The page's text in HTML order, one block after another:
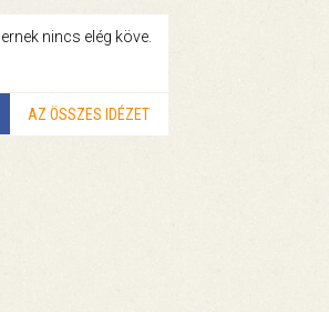
nincs elég köve.
AZ ÖSSZES IDÉZET